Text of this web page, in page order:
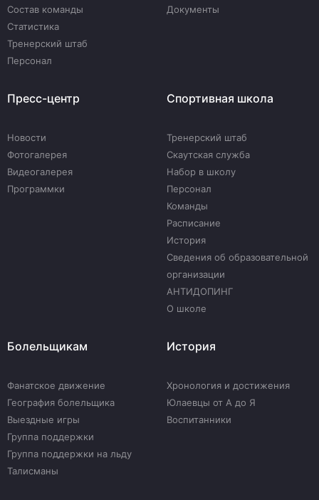
Состав команды
Статистика
Тренерский штаб
Персонал
Документы
Пресс-центр
Новости
Фотогалерея
Видеогалерея
Программки
Спортивная школа
Тренерский штаб
Скаутская служба
Набор в школу
Персонал
Команды
Расписание
История
Сведения об образовательной
организации
АНТИДОПИНГ
О школе
Болельщикам
Фанатское движение
География болельщика
Выездные игры
Группа поддержки
Группа поддержки на льду
Талисманы
История
Хронология и достижения
Юлаевцы от А до Я
Воспитанники